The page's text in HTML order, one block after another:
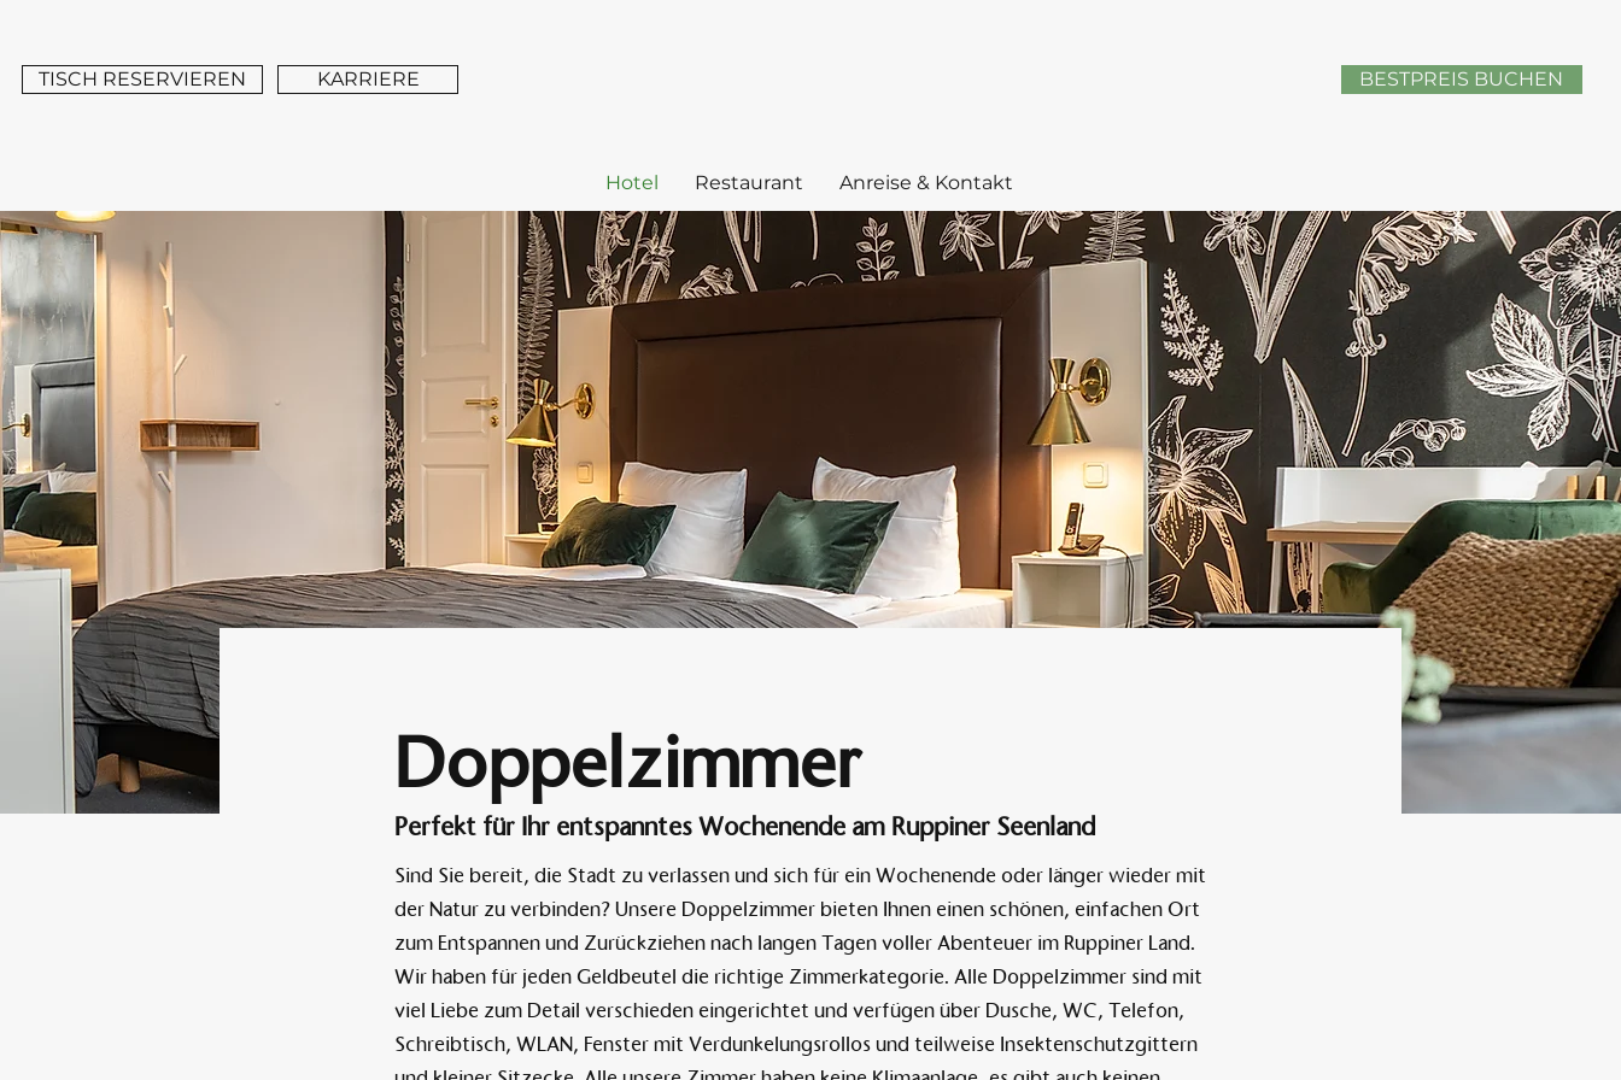
TISCH RESERVIEREN KARRIERE
Am Alten
Hotel und
BESTPREIS BUCHEN
Hotel Restaurant Anreise & Kontakt
Doppelzimmer
Perfekt für Ihr entspanntes Wochenende am Ruppiner Seenland
Sind Sie bereit, die Stadt zu verlassen und sich für ein Wochenende oder länger wieder mit
der Natur zu verbinden? Unsere Doppelzimmer bieten Ihnen einen schönen, einfachen Ort
zum Entspannen und Zurückziehen nach langen Tagen voller Abenteuer im Ruppiner Land.
Wir haben für jeden Geldbeutel die richtige Zimmerkategorie. Alle Doppelzimmer sind mit
viel Liebe zum Detail verschieden eingerichtet und verfügen über Dusche, WC, Telefon,
Schreibtisch, WLAN, Fenster mit Verdunkelungsrollos und teilweise Insektenschutzgittern